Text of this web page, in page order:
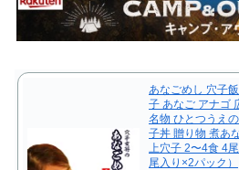
あなごめし 穴子
子 あなご アナゴ
名物 ひとつうえ
子丼 贈り物 煮あ
上穴子 2〜4食 4
尾入り×2パック）